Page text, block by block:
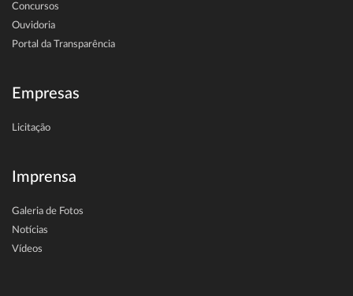
Concursos
Ouvidoria
Portal da Transparência
Empresas
Licitação
Imprensa
Galeria de Fotos
Notícias
Vídeos